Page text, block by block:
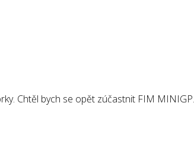
Chtěl bych se opět zúčastnit FIM